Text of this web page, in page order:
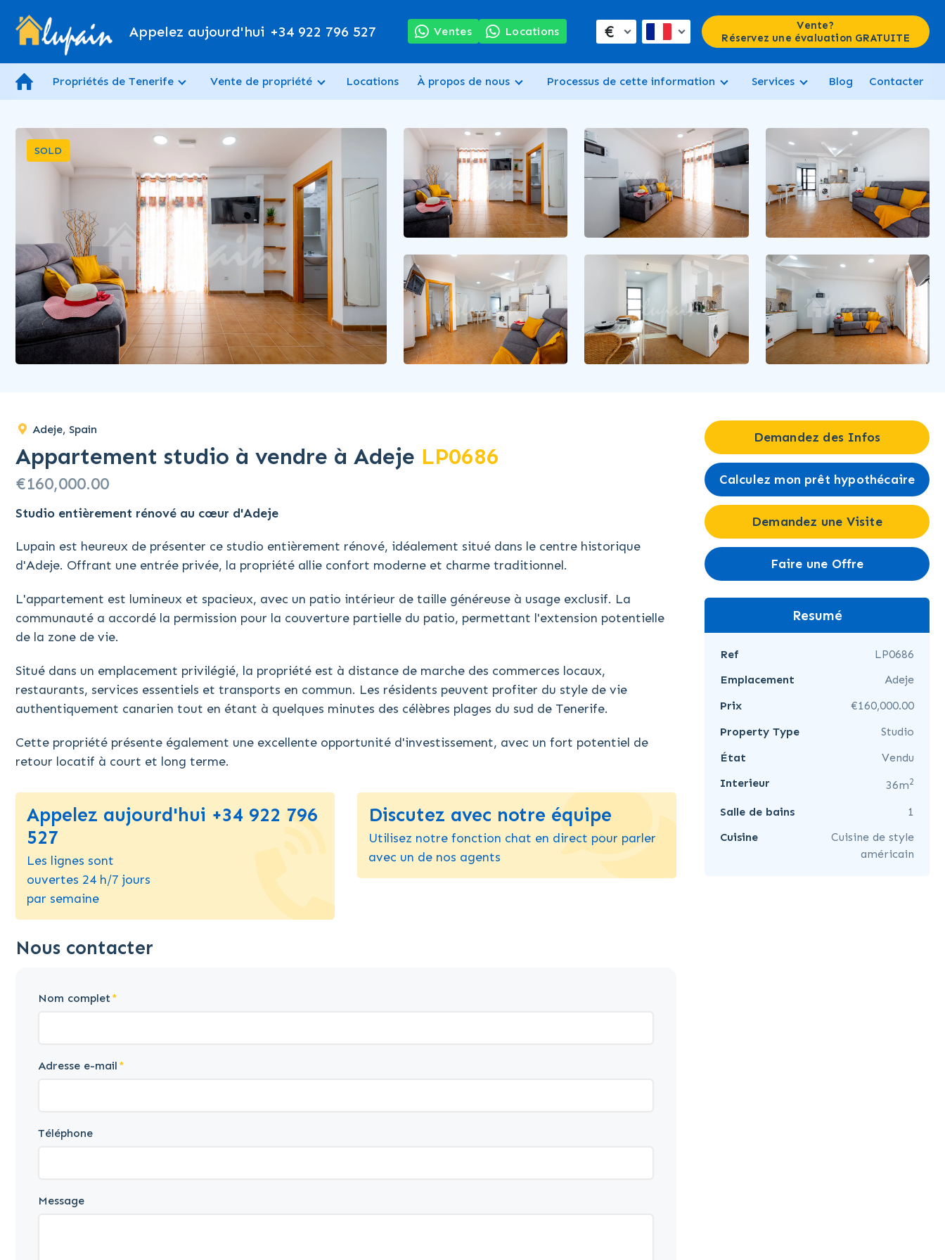
Appelez aujourd'hui +34 922 796 527 Ventes Locations €
Vente?
Réservez une évaluation GRATUITE
Propriétés de Tenerife Vente de propriété Locations À propos de nous Processus de cette information Services Blog Contacter
SOLD
Adeje, Spain
Appartement studio à vendre à Adeje LP0686
€160,000.00
Studio entièrement rénové au cœur d'Adeje
Lupain est heureux de présenter ce studio entièrement rénové, idéalement situé dans le centre historique
d'Adeje. Offrant une entrée privée, la propriété allie confort moderne et charme traditionnel.
L'appartement est lumineux et spacieux, avec un patio intérieur de taille généreuse à usage exclusif. La
communauté a accordé la permission pour la couverture partielle du patio, permettant l'extension potentielle
de la zone de vie.
Situé dans un emplacement privilégié, la propriété est à distance de marche des commerces locaux,
restaurants, services essentiels et transports en commun. Les résidents peuvent profiter du style de vie
authentiquement canarien tout en étant à quelques minutes des célèbres plages du sud de Tenerife.
Cette propriété présente également une excellente opportunité d'investissement, avec un fort potentiel de
retour locatif à court et long terme.
Appelez aujourd'hui +34 922 796
527
Les lignes sont
ouvertes 24 h/7 jours
par semaine
Discutez avec notre équipe
Utilisez notre fonction chat en direct pour parler
avec un de nos agents
Nous contacter
Nom complet
Adresse e-mail
Téléphone
Message
Demandez des Infos
Calculez mon prêt hypothécaire
Demandez une Visite
Faire une Offre
Resumé
Ref
LP0686
Emplacement
Adeje
Prix
€160,000.00
Property Type
Studio
État
Vendu
Interieur
36m2
Salle de bains
1
Cuisine
Cuisine de style
américain